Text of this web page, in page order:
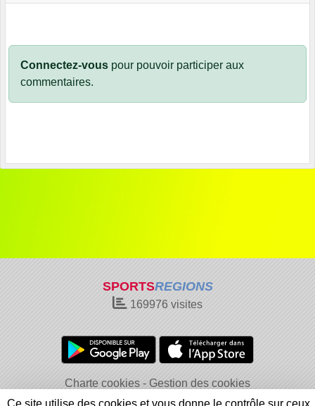
Connectez-vous pour pouvoir participer aux
commentaires.
SPORTSREGIONS
169976 visites
Charte cookies
Gestion des cookies
Informations légales
Signaler un contenu inapproprié
Ce site utilise des cookies et vous donne le contrôle sur ceux